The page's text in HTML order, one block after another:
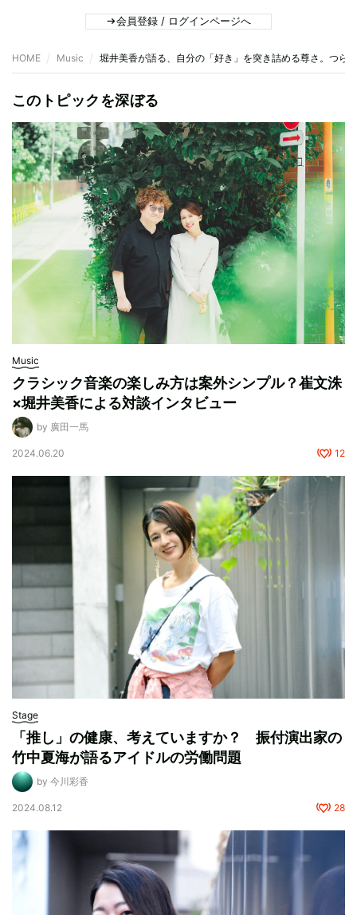
会員登録 / ログインページへ
HOME Music 堀井美香が語る、自分の「好き」を突き詰める尊さ。つら
このトピックを深ぼる
Music
クラシック音楽の楽しみ方は案外シンプル？崔文洙
×堀井美香による対談インタビュー
by 廣田一馬
2024.06.20 12
Stage
「推し」の健康、考えていますか？ 振付演出家の
竹中夏海が語るアイドルの労働問題
by 今川彩香
2024.08.12 28